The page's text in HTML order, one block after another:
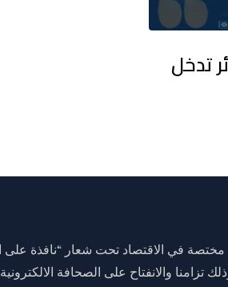
تدخل
في الاقتصاد تحت شعار “نافذة على
يوم 01 جانفي 2021 وذلك تزامنا والانفتاح على الصحافة